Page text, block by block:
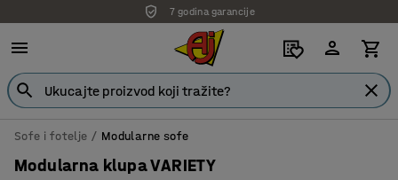
7 godina garancije
Sofe i fotelje Modularne sofe
Modularna klupa VARIETY